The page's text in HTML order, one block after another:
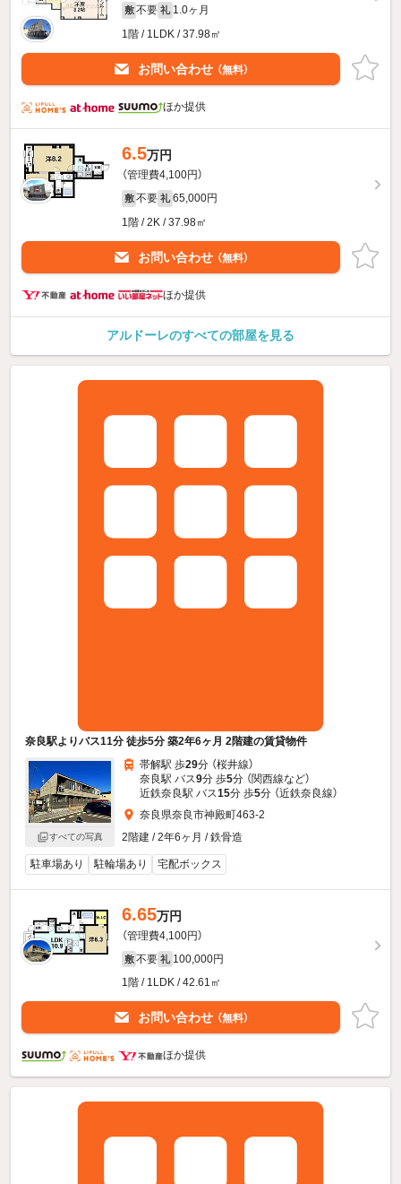
敷 不要 礼 1.0ヶ月
1階 / 1LDK / 37.98㎡
お問い合わせ （無料）
ほか提供
6.5万円
（管理費4,100円）
敷 不要 礼 65,000円
1階 / 2K / 37.98㎡
お問い合わせ （無料）
ほか提供
アルドーレのすべての部屋を見る
奈良駅よりバス11分 徒歩5分 築2年6ヶ月 2階建の賃貸物件
すべての写真
帯解駅 歩29分 （桜井線）
奈良駅 バス9分 歩5分 （関西線など）
近鉄奈良駅 バス15分 歩5分 （近鉄奈良線）
奈良県奈良市神殿町463-2
2階建 / 2年6ヶ月 / 鉄骨造
駐車場あり 駐輪場あり 宅配ボックス
6.65万円
（管理費4,100円）
敷 不要 礼 100,000円
1階 / 1LDK / 42.61㎡
お問い合わせ （無料）
ほか提供